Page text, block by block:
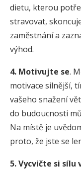
dietu, kterou
stravovat,
zaměstnání a
výhod.
4. Motivujte se.
motivace silnější,
vašeho snažení
do budoucnosti
Na místě je
proto, že jste se
5. Vycvičte si sílu